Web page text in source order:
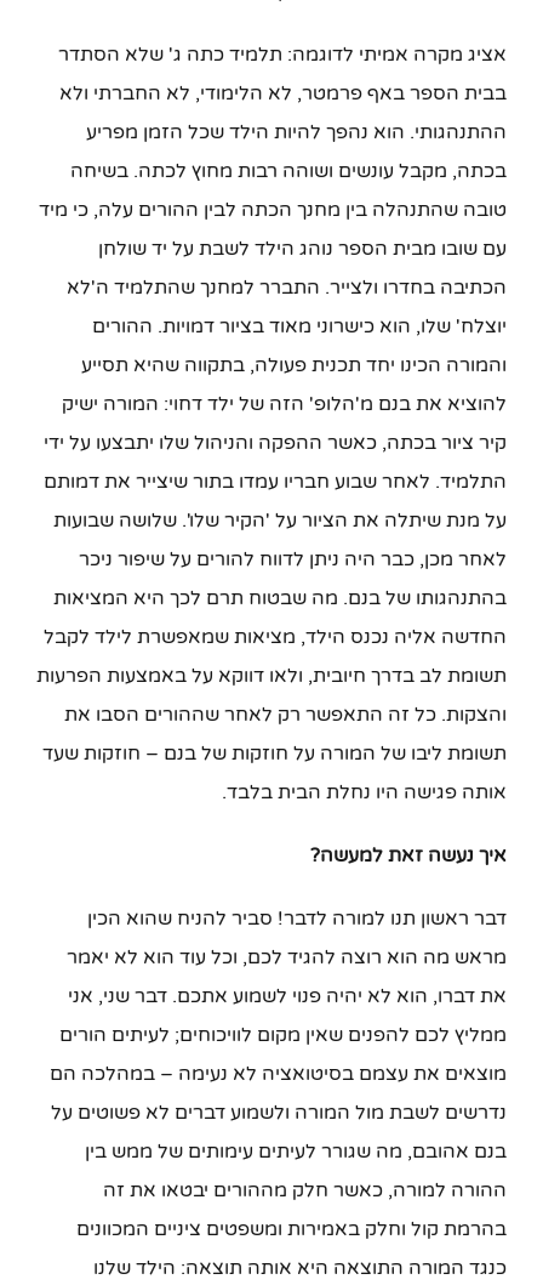
אציג מקרה אמיתי לדוגמה: תלמיד כתה ג' שלא הסתדר
בבית הספר באף פרמטר, לא הלימודי, לא החברתי ולא
ההתנהגותי. הוא נהפך להיות הילד שכל הזמן מפריע
בכתה, מקבל עונשים ושוהה רבות מחוץ לכתה. בשיחה
טובה שהתנהלה בין מחנך הכתה לבין ההורים עלה, כי מיד
עם שובו מבית הספר נוהג הילד לשבת על יד שולחן
הכתיבה בחדרו ולצייר. התברר למחנך שהתלמיד ה'לא
יוצלח' שלו, הוא כישרוני מאוד בציור דמויות. ההורים
והמורה הכינו יחד תכנית פעולה, בתקווה שהיא תסייע
להוציא את בנם מ'הלופ' הזה של ילד דחוי: המורה ישיק
קיר ציור בכתה, כאשר ההפקה והניהול שלו יתבצעו על ידי
התלמיד. לאחר שבוע חבריו עמדו בתור שיצייר את דמותם
על מנת שיתלה את הציור על 'הקיר שלו'. שלושה שבועות
לאחר מכן, כבר היה ניתן לדווח להורים על שיפור ניכר
בהתנהגותו של בנם. מה שבטוח תרם לכך היא המציאות
החדשה אליה נכנס הילד, מציאות שמאפשרת לילד לקבל
תשומת לב בדרך חיובית, ולאו דווקא על באמצעות הפרעות
והצקות. כל זה התאפשר רק לאחר שההורים הסבו את
תשומת ליבו של המורה על חוזקות של בנם – חוזקות שעד
אותה פגישה היו נחלת הבית בלבד.
איך נעשה זאת למעשה?
דבר ראשון תנו למורה לדבר! סביר להניח שהוא הכין
מראש מה הוא רוצה להגיד לכם, וכל עוד הוא לא יאמר
את דברו, הוא לא יהיה פנוי לשמוע אתכם. דבר שני, אני
ממליץ לכם להפנים שאין מקום לוויכוחים; לעיתים הורים
מוצאים את עצמם בסיטואציה לא נעימה – במהלכה הם
נדרשים לשבת מול המורה ולשמוע דברים לא פשוטים על
בנם אהובם, מה שגורר לעיתים עימותים של ממש בין
ההורה למורה, כאשר חלק מההורים יבטאו את זה
בהרמת קול וחלק באמירות ומשפטים ציניים המכוונים
כנגד המורה התוצאה היא אותה תוצאה: הילד שלנו